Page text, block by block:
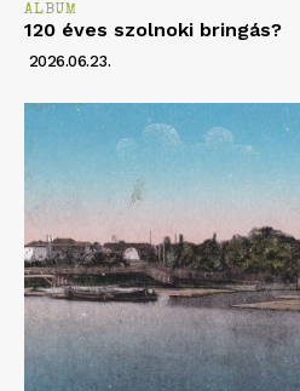
ALBUM
120 éves szolnoki bringás?
2026.06.23.